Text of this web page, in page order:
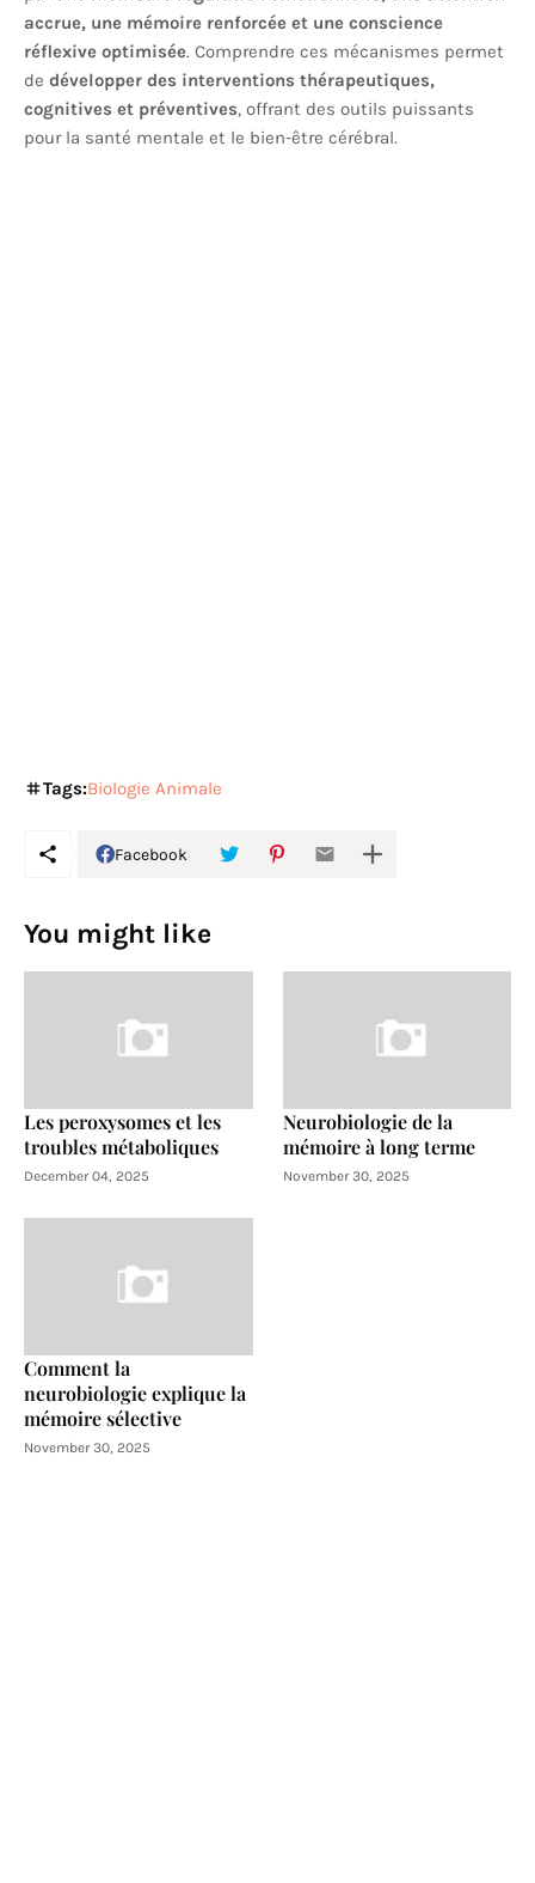
accrue, une mémoire renforcée et une conscience
réflexive optimisée. Comprendre ces mécanismes permet
de développer des interventions thérapeutiques,
cognitives et préventives, offrant des outils puissants
pour la santé mentale et le bien-être cérébral.
Tags:Biologie Animale
Facebook
You might like
Les peroxysomes et les
troubles métaboliques
December 04, 2025
Neurobiologie de la
mémoire à long terme
November 30, 2025
Comment la
neurobiologie explique la
mémoire sélective
November 30, 2025